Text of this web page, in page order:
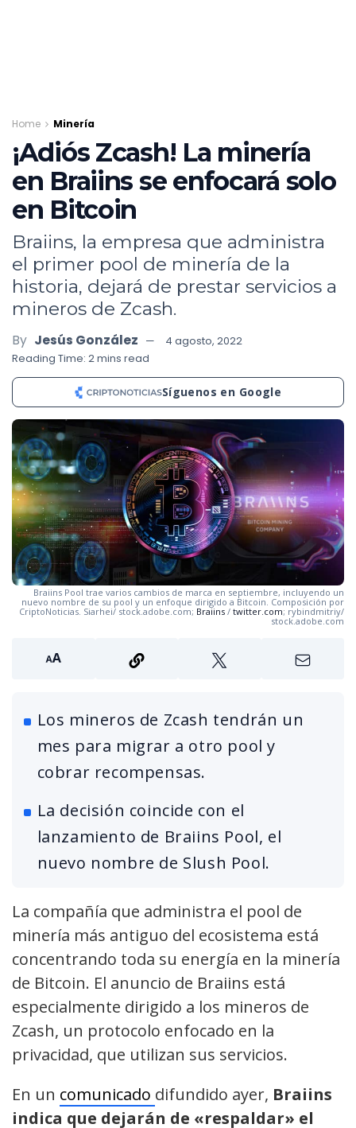
Home Minería
¡Adiós Zcash! La minería
en Braiins se enfocará solo
en Bitcoin
Braiins, la empresa que administra
el primer pool de minería de la
historia, dejará de prestar servicios a
mineros de Zcash.
By Jesús González
4 agosto, 2022
Reading Time: 2 mins read
Síguenos en Google
Braiins Pool trae varios cambios de marca en septiembre, incluyendo un
nuevo nombre de su pool y un enfoque dirigido a Bitcoin. Composición por
CriptoNoticias. Siarhei/ stock.adobe.com; Braiins / twitter.com; rybindmitriy/
stock.adobe.com
Los mineros de Zcash tendrán un
mes para migrar a otro pool y
cobrar recompensas.
La decisión coincide con el
lanzamiento de Braiins Pool, el
nuevo nombre de Slush Pool.
La compañía que administra el pool de
minería más antiguo del ecosistema está
concentrando toda su energía en la minería
de Bitcoin. El anuncio de Braiins está
especialmente dirigido a los mineros de
Zcash, un protocolo enfocado en la
privacidad, que utilizan sus servicios.
En un comunicado difundido ayer, Braiins
indica que dejarán de «respaldar» el